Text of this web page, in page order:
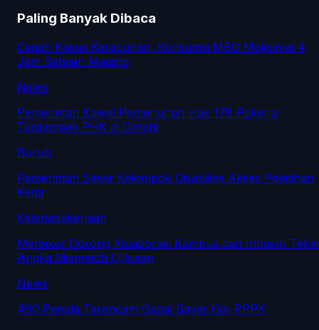
Paling Banyak Dibaca
Cegah Kasus Keracunan, Konsumsi MBG Maksimal 4
Jam Setelah Matang
News
Pemerintah Kawal Pemenuhan Hak 178 Pekerja
Terdampak PHK di Cimahi
Buruh
Pemerintah Sasar Kelompok Disabilias Akses Pelatihan
Kerja
Ketenagakerjaan
Menaker Dorong Kolaborasi Kampus dan Industri
Angka Mismatch Lulusan
News
490 Pemda Terancam Gagal Bayar Gaji PPPK